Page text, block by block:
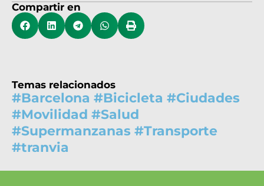
Compartir en
Temas relacionados
#Barcelona #Bicicleta #Ciudades
#Movilidad #Salud
#Supermanzanas #Transporte
#tranvia